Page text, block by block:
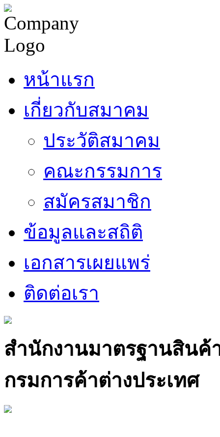
หน้าแรก
เกี่ยวกับสมาคม
ประวัติสมาคม
คณะกรรมการ
สมัครสมาชิก
ข้อมูลและสถิติ
เอกสารเผยแพร่
ติดต่อเรา
สำนักงานมาตรฐานสินค้
กรมการค้าต่างประเทศ